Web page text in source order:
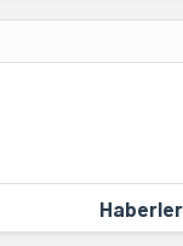
Haberler